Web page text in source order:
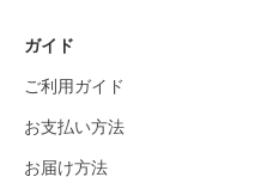
ガイド
ご利用ガイド
お支払い方法
お届け方法